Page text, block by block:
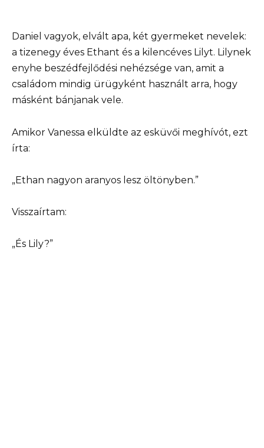
Daniel vagyok, elvált apa, két gyermeket nevelek:
a tizenegy éves Ethant és a kilencéves Lilyt. Lilynek
enyhe beszédfejlődési nehézsége van, amit a
családom mindig ürügyként használt arra, hogy
másként bánjanak vele.
Amikor Vanessa elküldte az esküvői meghívót, ezt
írta:
„Ethan nagyon aranyos lesz öltönyben.”
Visszaírtam:
„És Lily?”